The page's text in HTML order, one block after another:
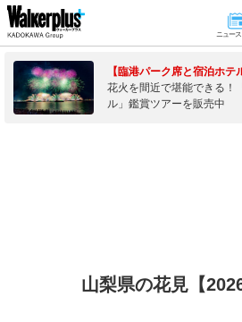
ニュース
【臨港パーク席と宿泊ホテ
花火を間近で堪能できる！
ル」鑑賞ツアーを販売中
山梨県の花見【